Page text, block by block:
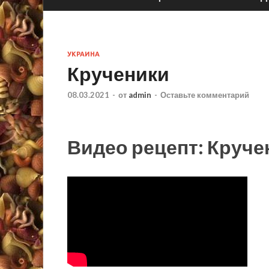
УКРАИНА
Крученики
08.03.2021 - от admin - Оставьте комментарий
Видео рецепт: